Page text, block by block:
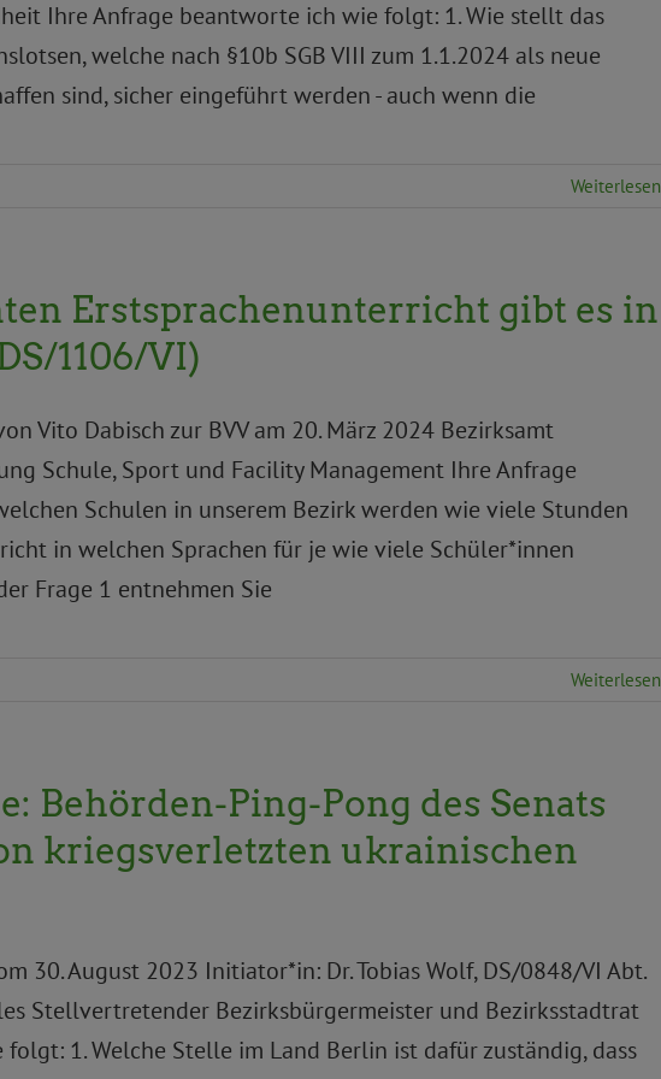
Ihre Anfrage beantworte ich wie folgt: 1. Wie stellt das
welche nach §10b SGB VIII zum 1.1.2024 als neue
sind, sicher eingeführt werden - auch wenn die
Weiterlesen
Erstsprachenunterricht gibt es in
1106/VI)
Vito Dabisch zur BVV am 20. März 2024 Bezirksamt
Schule, Sport und Facility Management Ihre Anfrage
Schulen in unserem Bezirk werden wie viele Stunden
in welchen Sprachen für je wie viele Schüler*innen
Frage 1 entnehmen Sie
Weiterlesen
Behörden-Ping-Pong des Senats
kriegsverletzten ukrainischen
30. August 2023 Initiator*in: Dr. Tobias Wolf, DS/0848/VI Abt.
Stellvertretender Bezirksbürgermeister und Bezirksstadtrat
1. Welche Stelle im Land Berlin ist dafür zuständig, dass